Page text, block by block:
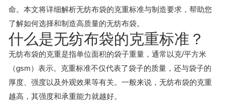
命。本文将详细解析无纺布袋的克重标准与制造要求，帮助您
了解如何选择和制造高质量的无纺布袋。
什么是无纺布袋的克重标准？
无纺布袋的克重是指单位面积的袋子重量，通常以克/平方米
（gsm）表示。克重标准不仅代表了袋子的质量，还与袋子的
厚度、强度以及外观效果等有关。一般来说，无纺布袋的克重
越高，其强度和承重能力就越好。